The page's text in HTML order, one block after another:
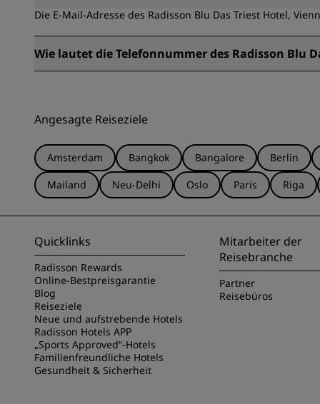
Die E-Mail-Adresse des Radisson Blu Das Triest Hotel,
Wie lautet die Telefonnummer des Radisson Blu
Angesagte Reiseziele
Amsterdam Bangkok Bangalore
Berlin
Mailand
Neu-Delhi Oslo Paris Riga
Quicklinks
Radisson Rewards
Online-Bestpreisgarantie
Blog
Reiseziele
Neue und aufstrebende Hotels
Radisson Hotels APP
„Sports Approved“-Hotels
Familienfreundliche Hotels
Gesundheit & Sicherheit
Mitarbeiter der
Reisebranche
Partner
Reisebüros